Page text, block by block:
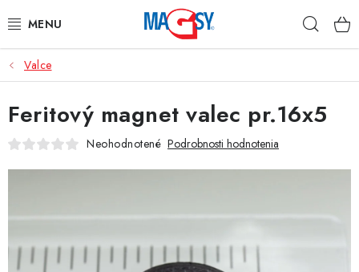
na
HLAVNÉ KATEGÓRIE
MAGNETICKÉ POMÔCKY
PRIEMYSELNÉ MAGNETY
Valce
Feritový magnet valec pr.16x5
Neohodnotené Podrobnosti hodnotenia